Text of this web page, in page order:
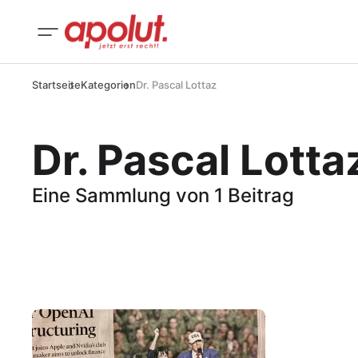
StartseiteKategorienDr. Pascal Lottaz
Dr. Pascal
Eine Sammlung von 1 Beitrag